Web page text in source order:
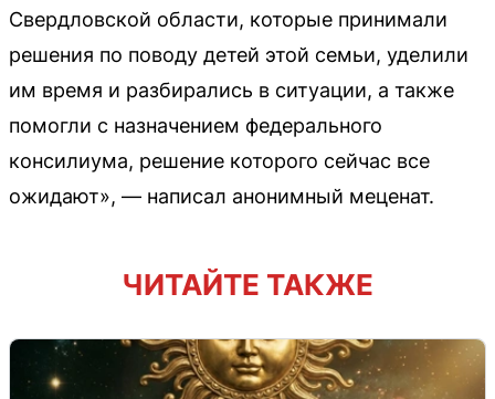
Свердловской области, которые принимали
решения по поводу детей этой семьи, уделили
им время и разбирались в ситуации, а также
помогли с назначением федерального
консилиума, решение которого сейчас все
ожидают», — написал анонимный меценат.
ЧИТАЙТЕ ТАКЖЕ